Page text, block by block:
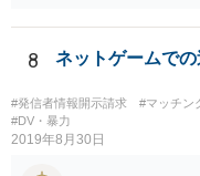
8 ネットゲームで
#発信者情報開示請求 #マッチン
#DV・暴力
2019年8月30日